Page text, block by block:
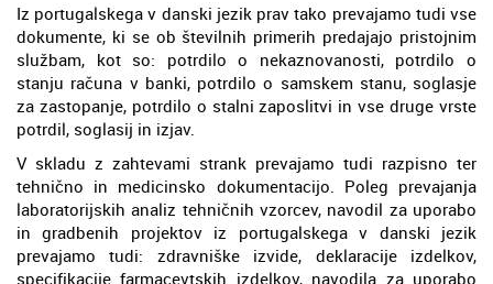
Iz portugalskega v danski jezik prav tako prevajamo tudi vse
dokumente, ki se ob številnih primerih predajajo pristojnim
službam, kot so: potrdilo o nekaznovanosti, potrdilo o
stanju računa v banki, potrdilo o samskem stanu, soglasje
za zastopanje, potrdilo o stalni zaposlitvi in vse druge vrste
potrdil, soglasij in izjav.
V skladu z zahtevami strank prevajamo tudi razpisno ter
tehnično in medicinsko dokumentacijo. Poleg prevajanja
laboratorijskih analiz tehničnih vzorcev, navodil za uporabo
in gradbenih projektov iz portugalskega v danski jezik
prevajamo tudi: zdravniške izvide, deklaracije izdelkov,
specifikacije farmacevtskih izdelkov, navodila za uporabo